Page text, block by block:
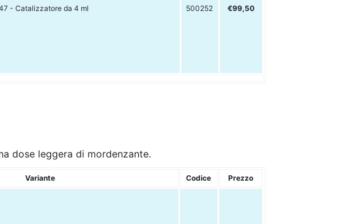
- Catalizzatore da 4 ml 500252 €99,50
dose leggera di mordenzante.
Variante Codice Prezzo